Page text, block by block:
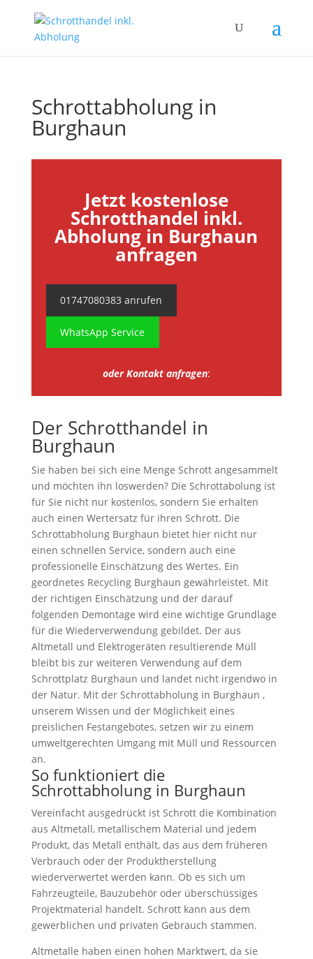
Schrottabholung in
Burghaun
Jetzt kostenlose
Schrotthandel inkl.
Abholung in Burghaun
anfragen
01747080383 anrufen
WhatsApp Service
oder Kontakt anfragen:
Der Schrotthandel in
Burghaun
Sie haben bei sich eine Menge Schrott angesammelt
und möchten ihn loswerden? Die Schrottabolung ist
für Sie nicht nur kostenlos, sondern Sie erhalten
auch einen Wertersatz für ihren Schrott. Die
Schrottabholung Burghaun bietet hier nicht nur
einen schnellen Service, sondern auch eine
professionelle Einschätzung des Wertes. Ein
geordnetes Recycling Burghaun gewährleistet. Mit
der richtigen Einschätzung und der darauf
folgenden Demontage wird eine wichtige Grundlage
für die Wiederverwendung gebildet. Der aus
Altmetall und Elektrogeräten resultierende Müll
bleibt bis zur weiteren Verwendung auf dem
Schrottplatz Burghaun und landet nicht irgendwo in
der Natur. Mit der Schrottabholung in Burghaun ,
unserem Wissen und der Möglichkeit eines
preislichen Festangebotes, setzen wir zu einem
umweltgerechten Umgang mit Müll und Ressourcen
an.
So funktioniert die
Schrottabholung in Burghaun
Vereinfacht ausgedrückt ist Schrott die Kombination
aus Altmetall, metallischem Material und jedem
Produkt, das Metall enthält, das aus dem früheren
Verbrauch oder der Produktherstellung
wiederverwertet werden kann. Ob es sich um
Fahrzeugteile, Bauzubehör oder überschüssiges
Projektmaterial handelt. Schrott kann aus dem
gewerblichen und privaten Gebrauch stammen.
Altmetalle haben einen hohen Marktwert, da sie